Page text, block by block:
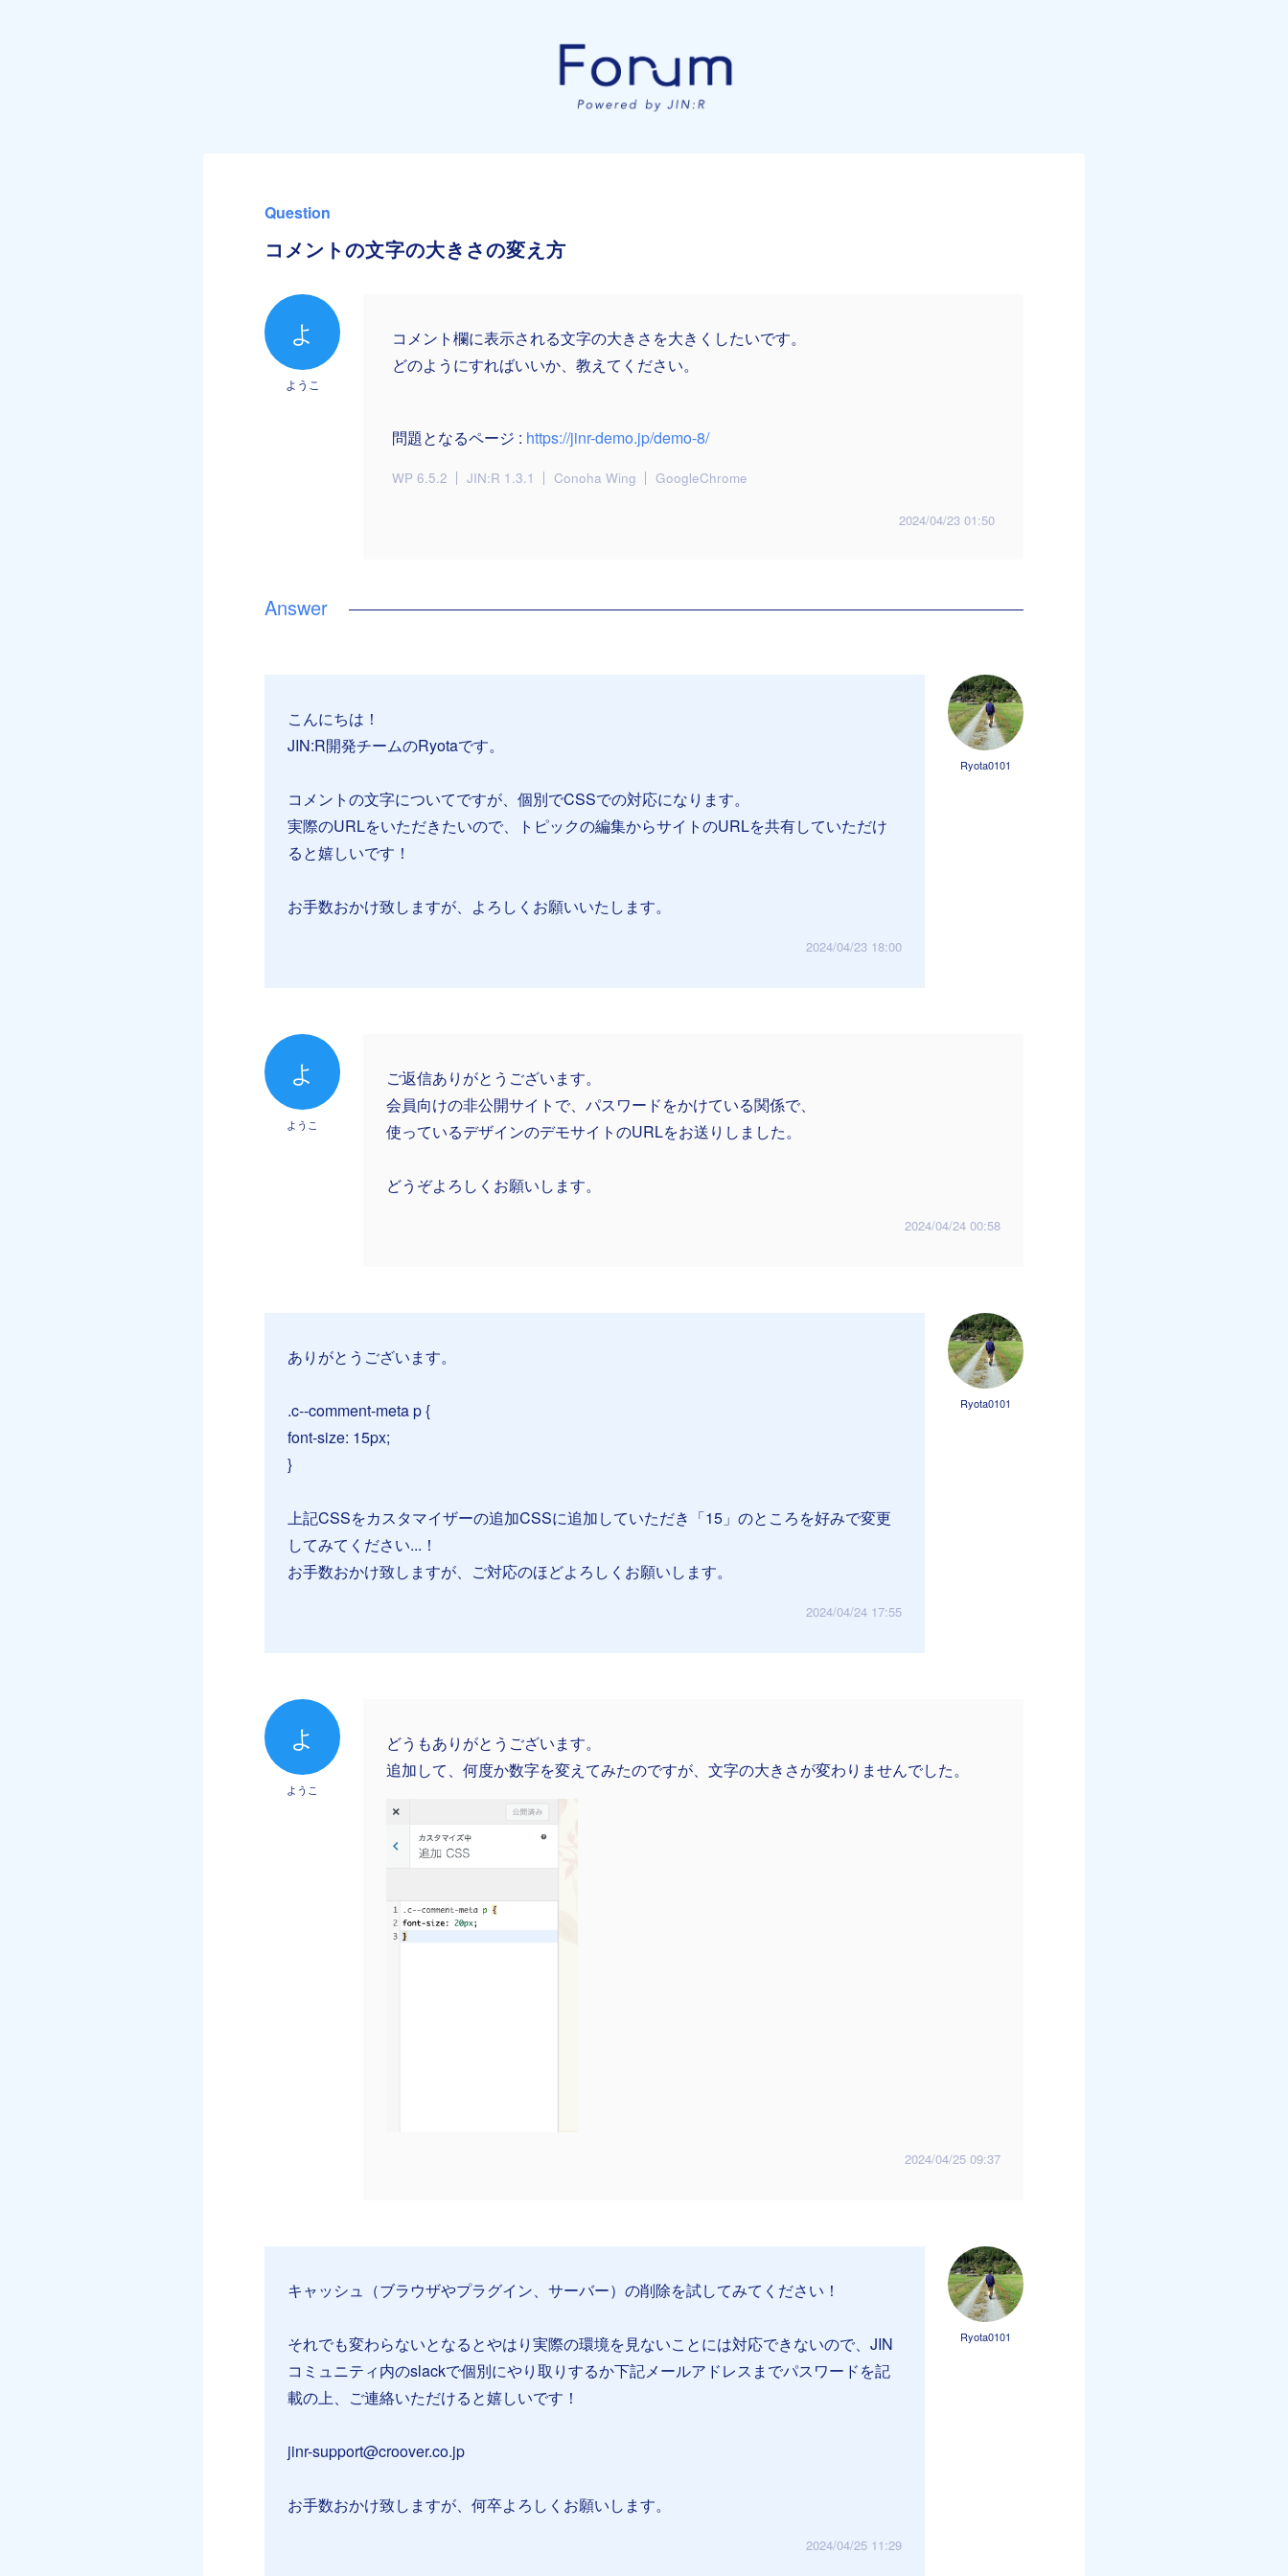
Question
コメントの文字の大きさの変え方
よ
ようこ
コメント欄に表示される文字の大きさを大きくしたいです。
どのようにすればいいか、教えてください。
問題となるページ : https://jinr-demo.jp/demo-8/
WP 6.5.2 JIN:R 1.3.1 Conoha Wing GoogleChrome
2024/04/23 01:50
Ryota0101
こんにちは！
JIN:R開発チームのRyotaです。
コメントの文字についてですが、個別でCSSでの対応になります。
実際のURLをいただきたいので、トピックの編集からサイトのURLを共有していただけ
ると嬉しいです！
お手数おかけ致しますが、よろしくお願いいたします。
2024/04/23 18:00
よ
ようこ
ご返信ありがとうございます。
会員向けの非公開サイトで、パスワードをかけている関係で、
使っているデザインのデモサイトのURLをお送りしました。
どうぞよろしくお願いします。
2024/04/24 00:58
Ryota0101
ありがとうございます。
.c--comment-meta p {
font-size: 15px;
}
上記CSSをカスタマイザーの追加CSSに追加していただき「15」のところを好みで変更
してみてください...！
お手数おかけ致しますが、ご対応のほどよろしくお願いします。
2024/04/24 17:55
よ
ようこ
どうもありがとうございます。
追加して、何度か数字を変えてみたのですが、文字の大きさが変わりませんでした。
2024/04/25 09:37
Ryota0101
キャッシュ（ブラウザやプラグイン、サーバー）の削除を試してみてください！
それでも変わらないとなるとやはり実際の環境を見ないことには対応できないので、JIN
コミュニティ内のslackで個別にやり取りするか下記メールアドレスまでパスワードを記
載の上、ご連絡いただけると嬉しいです！
jinr-support@croover.co.jp
お手数おかけ致しますが、何卒よろしくお願いします。
2024/04/25 11:29